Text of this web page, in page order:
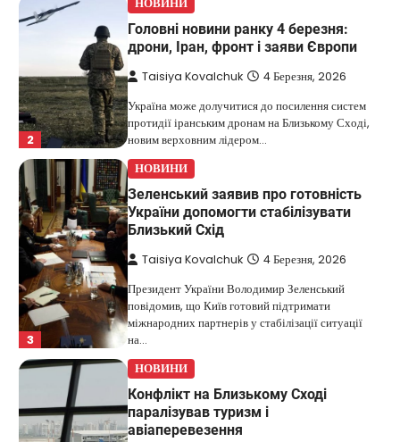
2
НОВИНИ
Головні новини ранку 4 березня:
дрони, Іран, фронт і заяви Європи
Taisiya Kovalchuk 4 Березня, 2026
Україна може долучитися до посилення систем
протидії іранським дронам на Близькому Сході,
новим верховним лідером…
3
НОВИНИ
Зеленський заявив про готовність
України допомогти стабілізувати
Близький Схід
Taisiya Kovalchuk 4 Березня, 2026
Президент України Володимир Зеленський
повідомив, що Київ готовий підтримати
міжнародних партнерів у стабілізації ситуації
на…
НОВИНИ
Конфлікт на Близькому Сході
паралізував туризм і
авіаперевезення